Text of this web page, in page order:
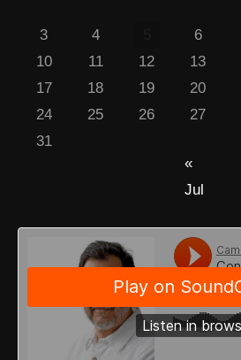
3
4 6
10
11 12 13
17
18 19 20
24
25 26 27
31
«
Jul